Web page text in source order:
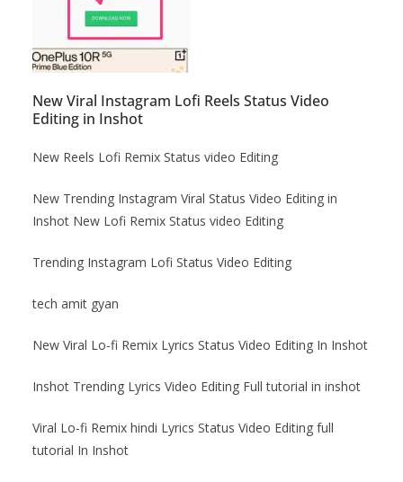
New Viral Instagram Lofi Reels Status Video
Editing in Inshot
New Reels Lofi Remix Status video Editing
New Trending Instagram Viral Status Video Editing in
Inshot New Lofi Remix Status video Editing
Trending Instagram Lofi Status Video Editing
tech amit gyan
New Viral Lo-fi Remix Lyrics Status Video Editing In Inshot
Inshot Trending Lyrics Video Editing Full tutorial in inshot
Viral Lo-fi Remix hindi Lyrics Status Video Editing full
tutorial In Inshot